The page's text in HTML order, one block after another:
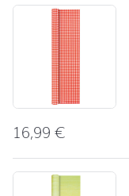
16,99€